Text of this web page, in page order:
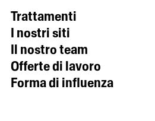
Trattamenti
I nostri siti
Il nostro team
Offerte di lavoro
Forma di influenza